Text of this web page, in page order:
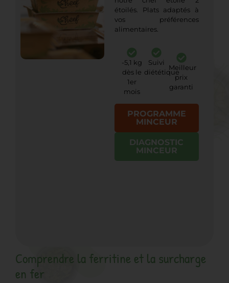
étoilés. Plats adaptés à
vos préférences
alimentaires.
-5,1 kg
dès le
1er
mois
Suivi
diététique
Meilleur
prix
garanti
PROGRAMME
MINCEUR
DIAGNOSTIC
MINCEUR
Comprendre la ferritine et la surcharge
en fer